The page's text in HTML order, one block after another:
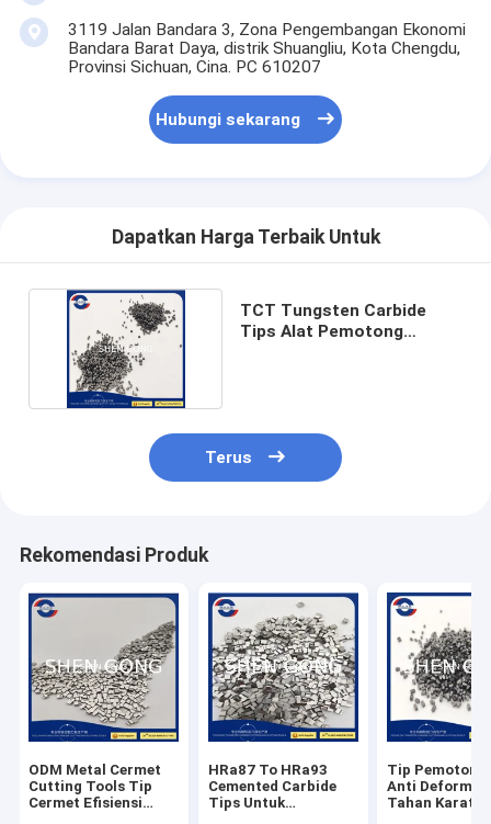
3119 Jalan Bandara 3, Zona Pengembangan Ekonomi
Bandara Barat Daya, distrik Shuangliu, Kota Chengdu,
Provinsi Sichuan, Cina. PC 610207
Hubungi sekarang
Dapatkan Harga Terbaik Untuk
TCT Tungsten Carbide
Tips Alat Pemotong
Terus
Rekomendasi Produk
ODM Metal Cermet
Cutting Tools Tip
Cermet Efisiensi
HRa87 To HRa93
Cemented Carbide
Tips Untuk
Tip
Anti
Tahan Karat